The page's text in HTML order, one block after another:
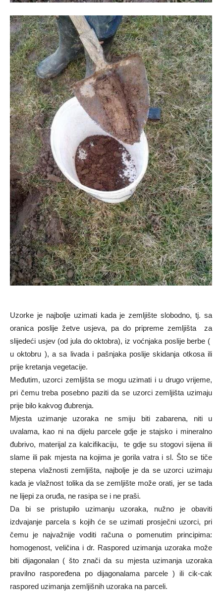
Uzorke je najbolje uzimati kada je zemljište slobodno, tj. sa
oranica poslije žetve usjeva, pa do pripreme zemljišta za
slijedeći usjev (od jula do oktobra), iz voćnjaka poslije berbe (
u oktobru ), a sa livada i pašnjaka poslije skidanja otkosa ili
prije kretanja vegetacije.
Međutim, uzorci zemljišta se mogu uzimati i u drugo vrijeme,
pri čemu treba posebno paziti da se uzorci zemljišta uzimaju
prije bilo kakvog đubrenja.
Mjesta uzimanje uzoraka ne smiju biti zabarena, niti u
uvalama, kao ni na dijelu parcele gdje je stajsko i mineralno
đubrivo, materijal za kalcifikaciju, te gdje su stogovi sijena ili
slame ili pak mjesta na kojima je gorila vatra i sl. Što se tiče
stepena vlažnosti zemljišta, najbolje je da se uzorci uzimaju
kada je vlažnost tolika da se zemljište može orati, jer se tada
ne lijepi za oruđa, ne rasipa se i ne praši.
Da bi se pristupilo uzimanju uzoraka, nužno je obaviti
izdvajanje parcela s kojih će se uzimati prosječni uzorci, pri
čemu je najvažnije voditi računa o pomenutim principima:
homogenost, veličina i dr. Raspored uzimanja uzoraka može
biti dijagonalan ( što znači da su mjesta uzimanja uzoraka
pravilno raspoređena po dijagonalama parcele ) ili cik-cak
raspored uzimanja zemljišnih uzoraka na parceli.